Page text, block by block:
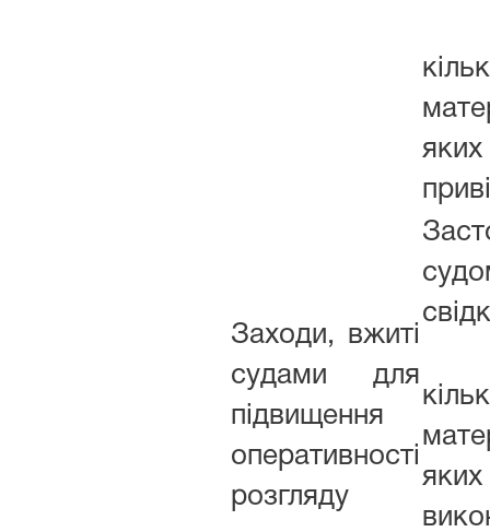
Заходи, вжиті
судами для
підвищення
оперативності
розгляду